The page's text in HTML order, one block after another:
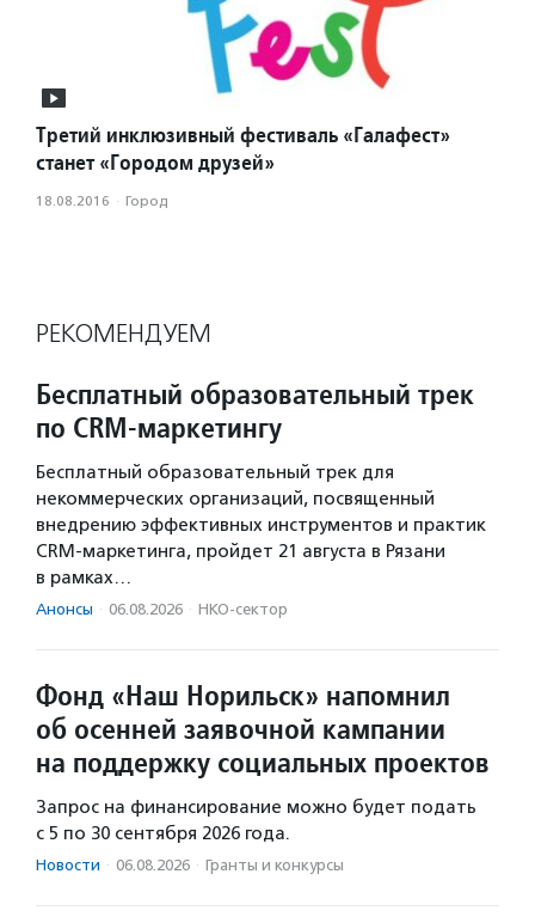
Третий инклюзивный фестиваль «Галафест»
станет «Городом друзей»
18.08.2016 · Город
РЕКОМЕНДУЕМ
Бесплатный образовательный трек
по CRM-маркетингу
Бесплатный образовательный трек для
некоммерческих организаций, посвященный
внедрению эффективных инструментов и практик
CRM-маркетинга, пройдет 21 августа в Рязани
в рамках…
Анонсы · 06.08.2026 · НКО-сектор
Фонд «Наш Норильск» напомнил
об осенней заявочной кампании
на поддержку социальных проектов
Запрос на финансирование можно будет подать
с 5 по 30 сентября 2026 года.
Новости · 06.08.2026 · Гранты и конкурсы